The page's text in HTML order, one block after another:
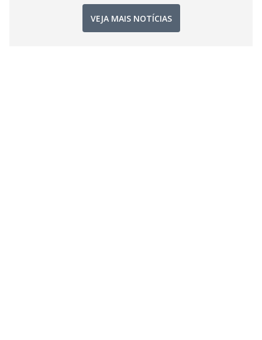
VEJA MAIS NOTÍCIAS